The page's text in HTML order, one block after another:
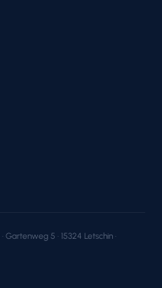
5 · 15324 Letschin ·